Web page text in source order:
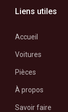
Liens utiles
Accueil
Voitures
Pièces
À propos
Savoir faire